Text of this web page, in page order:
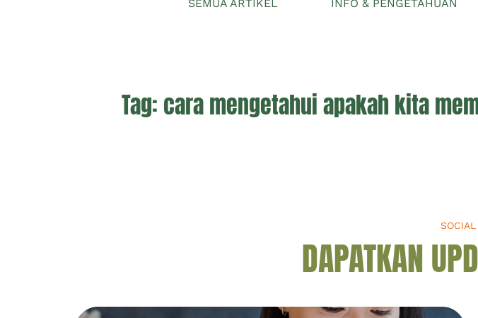
SEMUA ARTIKEL INFO & PENGETAHUAN
Tag: cara mengetahui apakah kita
DAPATKAN